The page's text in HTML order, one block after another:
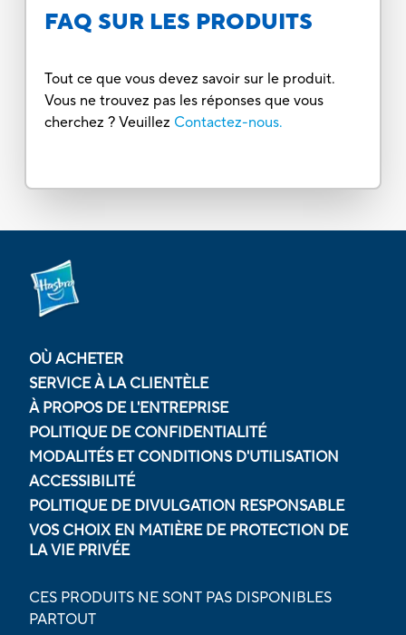
FAQ SUR LES PRODUITS
Tout ce que vous devez savoir sur le produit.
Vous ne trouvez pas les réponses que vous
cherchez ? Veuillez Contactez-nous.
OÙ ACHETER
SERVICE À LA CLIENTÈLE
À PROPOS DE L'ENTREPRISE
POLITIQUE DE CONFIDENTIALITÉ
MODALITÉS ET CONDITIONS D'UTILISATION
ACCESSIBILITÉ
POLITIQUE DE DIVULGATION RESPONSABLE
VOS CHOIX EN MATIÈRE DE PROTECTION DE
LA VIE PRIVÉE
CES PRODUITS NE SONT PAS DISPONIBLES
PARTOUT